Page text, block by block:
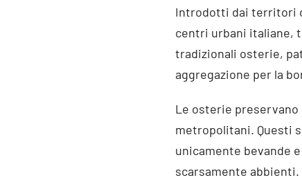
Introdotti dai territori
centri urbani italiane,
tradizionali osterie,
aggregazione per la
Le osterie
metropolitani. Questi
unicamente bevande
scarsamente